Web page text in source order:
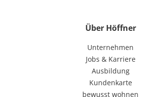
Über Höffner
Unternehmen
Jobs & Karriere
Ausbildung
Kundenkarte
bewusst wohnen